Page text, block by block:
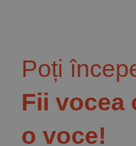
Poți
Fii vocea
o voce!